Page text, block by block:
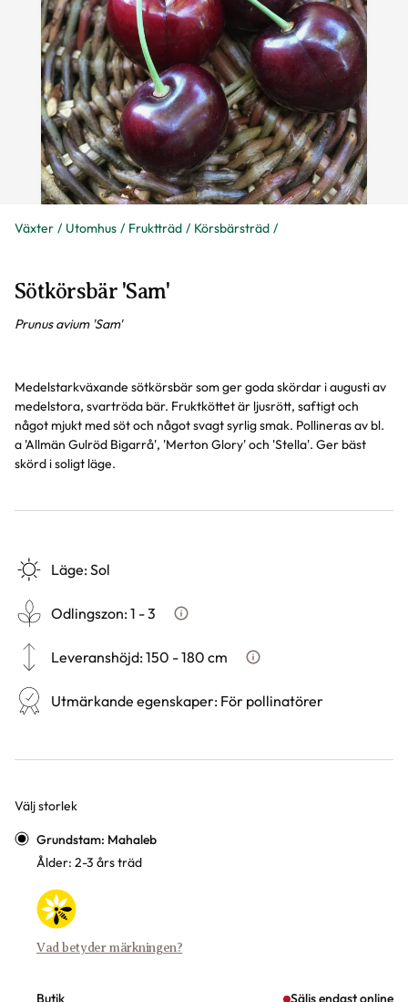
Växter Utomhus Fruktträd Körsbärsträd
Sötkörsbär 'Sam'
Prunus avium 'Sam'
Medelstarkväxande sötkörsbär som ger goda skördar i augusti av
medelstora, svartröda bär. Fruktköttet är ljusrött, saftigt och
något mjukt med söt och något svagt syrlig smak. Pollineras av bl.
a 'Allmän Gulröd Bigarrå', 'Merton Glory' och 'Stella'. Ger bäst
skörd i soligt läge.
Läge:Sol
Odlingszon:1 - 3 Vad är odlingszon?
Leveranshöjd:150 - 180 cm Hur vi mäter leveranshöjd
Utmärkande egenskaper: För pollinatörer
Välj storlek
Varianter
Grundstam: Mahaleb
Ålder: 2-3 års träd
Vad betyder märkningen?
Butik Säljs endast online